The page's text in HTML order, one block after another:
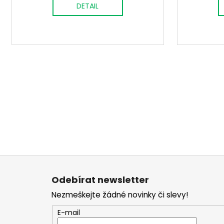
DETAIL
Odebírat newsletter
Nezmeškejte žádné novinky či slevy!
E-mail